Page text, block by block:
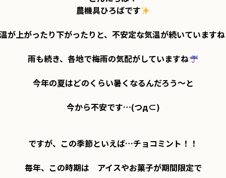
農機具ひろばです
が上がったり下がったりと、不安定な気温が続いていますね
雨も続き、各地で梅雨の気配がしていますね
今年の夏はどのくらい暑くなるんだろう～と
今から不安です…(つд⊂)
ですが、この季節といえば…チョコミント！！
毎年、この時期は　アイスやお菓子が期間限定で